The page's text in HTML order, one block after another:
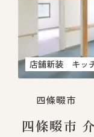
店舗新装 キッ
四條畷市
四條畷市